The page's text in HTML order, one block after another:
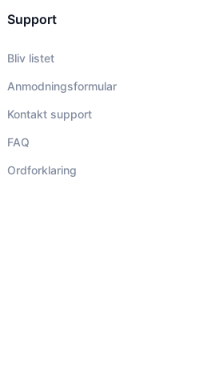
Support
Bliv listet
Anmodningsformular
Kontakt support
FAQ
Ordforklaring